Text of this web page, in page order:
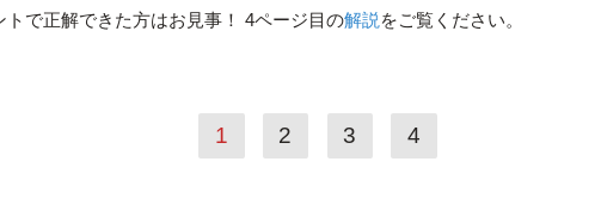
トで正解できた方はお見事！ 4ページ目の解説 をご覧ください。
1 2 3 4